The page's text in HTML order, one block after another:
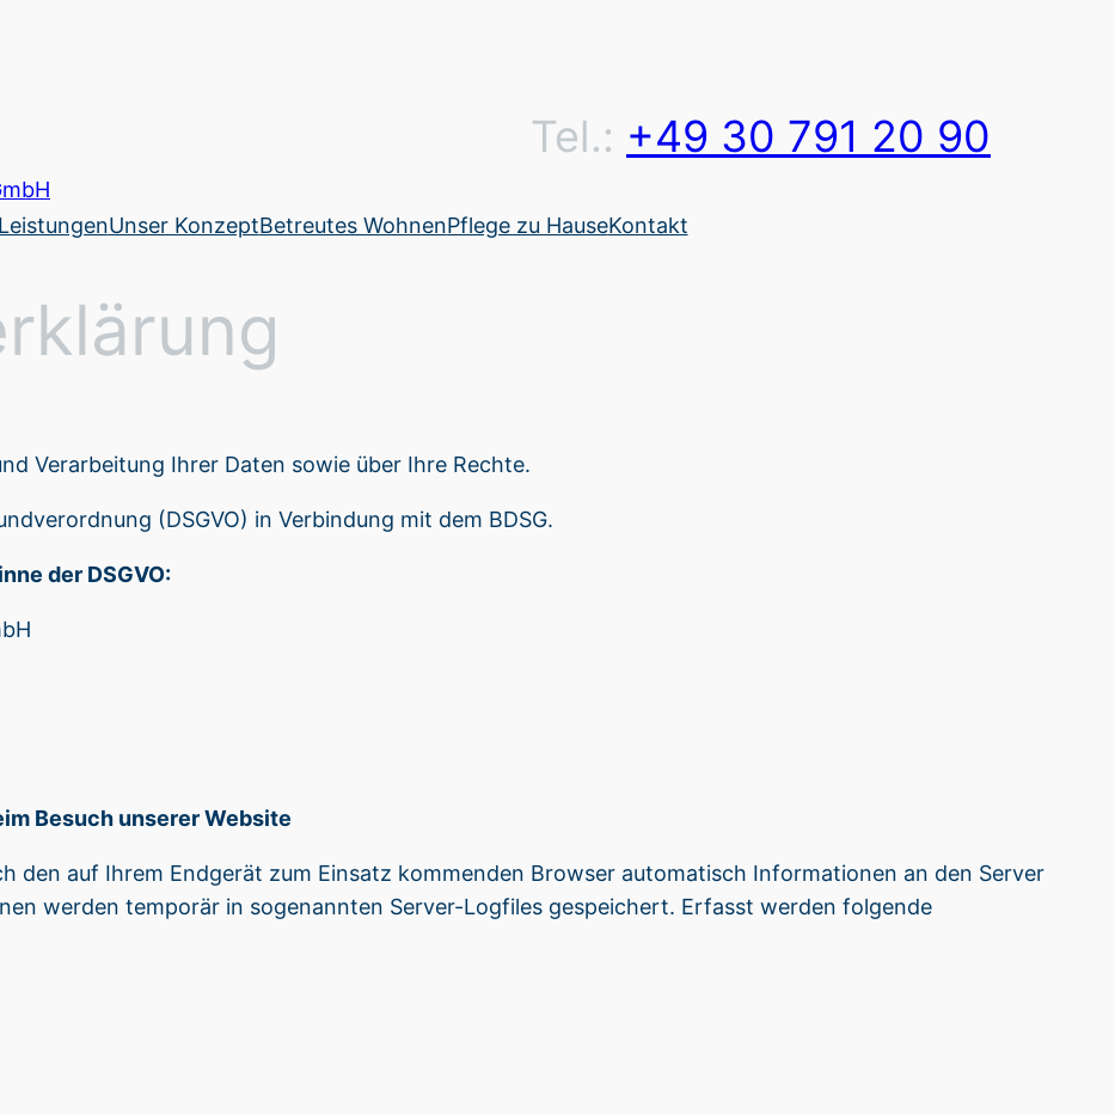
Tel.: +49 30 791 20 90
Unser KonzeptBetreutes WohnenPflege zu HauseKontakt
Verarbeitung Ihrer Daten sowie über Ihre Rechte.
(DSGVO) in Verbindung mit dem BDSG.
der DSGVO:
Besuch unserer Website
den auf Ihrem Endgerät zum Einsatz kommenden Browser automatisch Informationen an den Server
werden temporär in sogenannten Server-Logfiles gespeichert. Erfasst werden folgende